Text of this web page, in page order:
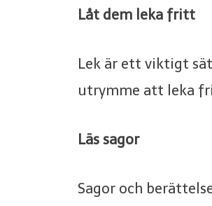
Låt dem leka fritt
Lek är ett viktigt
utrymme att leka
Läs sagor
Sagor och